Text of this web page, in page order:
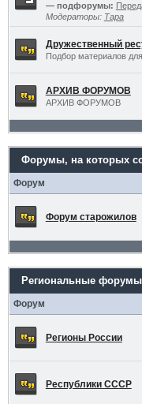
— подфорумы:
Модераторы: Тара
Дружественный
Подбор материалов
АРХИВ ФОРУМОВ
АРХИВ ФОРУМОВ
Форумы, на которых
Форум
Форум старожилов
Региональные форумы
Форум
Регионы России
Республики СССР